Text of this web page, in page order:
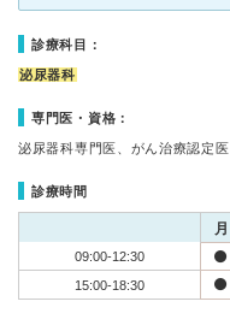
診療科目：
泌尿器科
専門医・資格：
泌尿器科専門医、がん治療認定医
診療時間
月
09:00-12:30
15:00-18:30